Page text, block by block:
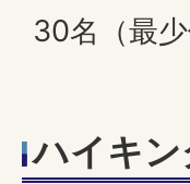
30名（最少
ハイキン